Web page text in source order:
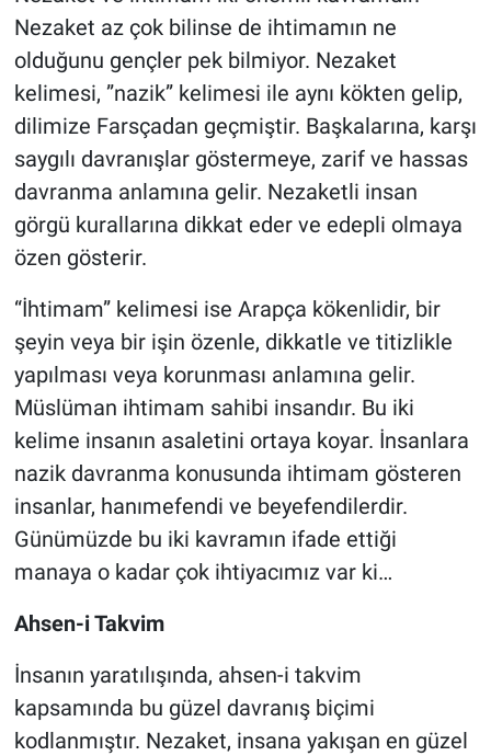
Nezaket az çok bilinse de ihtimamın ne
olduğunu gençler pek bilmiyor. Nezaket
kelimesi, ”nazik” kelimesi ile aynı kökten gelip,
dilimize Farsçadan geçmiştir. Başkalarına, karşı
saygılı davranışlar göstermeye, zarif ve hassas
davranma anlamına gelir. Nezaketli insan
görgü kurallarına dikkat eder ve edepli olmaya
özen gösterir.
“İhtimam” kelimesi ise Arapça kökenlidir, bir
şeyin veya bir işin özenle, dikkatle ve titizlikle
yapılması veya korunması anlamına gelir.
Müslüman ihtimam sahibi insandır. Bu iki
kelime insanın asaletini ortaya koyar. İnsanlara
nazik davranma konusunda ihtimam gösteren
insanlar, hanımefendi ve beyefendilerdir.
Günümüzde bu iki kavramın ifade ettiği
manaya o kadar çok ihtiyacımız var ki…
Ahsen-i Takvim
İnsanın yaratılışında, ahsen-i takvim
kapsamında bu güzel davranış biçimi
kodlanmıştır. Nezaket, insana yakışan en güzel